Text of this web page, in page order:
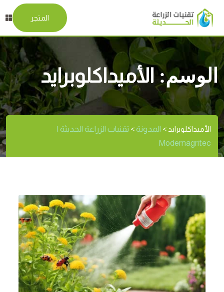
المتجر
الوسم:الأميداكلوبرايد
الأميداكلوبرايد > المدونة> تقنيات الزراعة الحديثة |
Modernagritec